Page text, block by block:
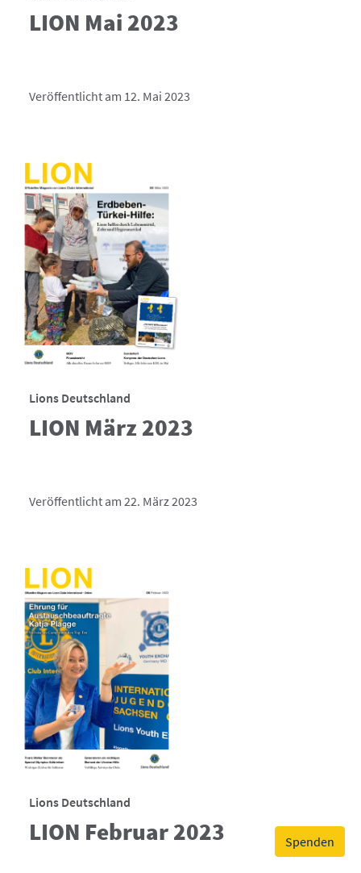
Spenden
LION Mai 2023
Veröffentlicht am 12. Mai 2023
Lions Deutschland
LION März 2023
Veröffentlicht am 22. März 2023
Lions Deutschland
LION Februar 2023